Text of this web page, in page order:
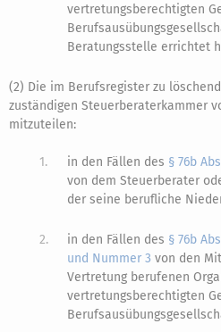
vertretungsberechtigten
Beratungsstelle errichtet
(2) Die im Berufsregister zu
zuständigen Steuerberaterkammer
mitzuteilen:
1. in den Fällen des § 76b
von dem Steuerberater
der seine berufliche
2. in den Fällen des § 76b
und Nummer 3 von den
Vertretung berufenen
vertretungsberechtigten